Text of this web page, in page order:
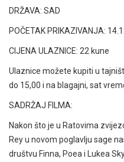
DRŽAVA: SAD
POČETAK PRIKAZIVANJA:
CIJENA ULAZNICE: 22 kune
Ulaznice možete kupiti u
do 15,00 i na blagajni, sat
SADRŽAJ FILMA:
Nakon što je u Ratovima
Rey u novom poglavlju sage
društvu Finna, Poea i Lukea